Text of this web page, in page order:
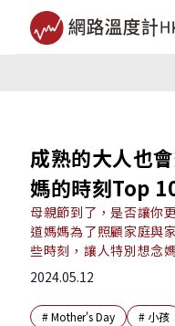
成熟的大人也
媽的時刻Top
母親節到了，是否讓你
道媽媽為了照顧家庭與
些時刻，讓人特別想念
2024.05.12
#Mother's Day # 小孩